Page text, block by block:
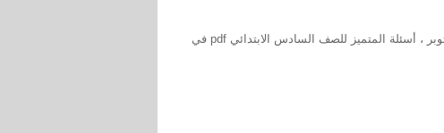
مراجعة المتميز مهارات مهنية للصف السادس الابتدائي شهر اكتوبر ، أسئلة المتميز للصف السادس الابتدائي pdf في